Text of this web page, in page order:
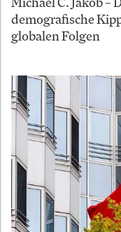
demografische
globalen Folgen